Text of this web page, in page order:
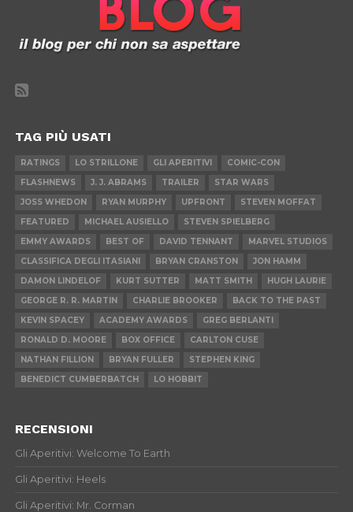
TAG PIÙ USATI
RATINGS LO STRILLONE GLI APERITIVI
COMIC-CON
FLASHNEWS
J. J. ABRAMS TRAILER
STAR WARS
JOSS WHEDON
RYAN MURPHY UPFRONT
STEVEN MOFFAT
FEATURED
MICHAEL AUSIELLO
STEVEN SPIELBERG
EMMY AWARDS
BEST OF DAVID TENNANT
MARVEL STUDIOS
CLASSIFICA DEGLI ITASIANI
BRYAN CRANSTON
JON HAMM
DAMON LINDELOF
KURT SUTTER MATT SMITH
HUGH LAURIE
GEORGE R. R. MARTIN
CHARLIE BROOKER
BACK TO THE PAST
KEVIN SPACEY
ACADEMY AWARDS
GREG BERLANTI
RONALD D. MOORE
BOX OFFICE
CARLTON CUSE
NATHAN FILLION
BRYAN FULLER
STEPHEN KING
BENEDICT CUMBERBATCH
LO HOBBIT
RECENSIONI
Gli Aperitivi: Welcome To Earth
Gli Aperitivi: Heels
Gli Aperitivi: Mr. Corman